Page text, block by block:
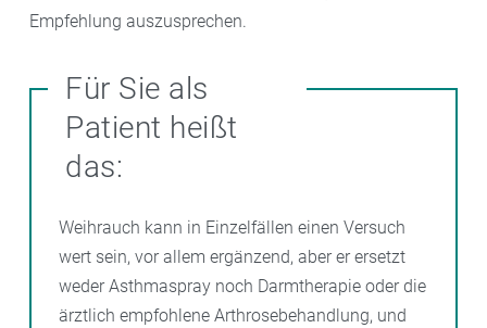
Empfehlung auszusprechen.
Für Sie als
Patient heißt
das:
Weihrauch kann in Einzelfällen einen Versuch
wert sein, vor allem ergänzend, aber er ersetzt
weder Asthmaspray noch Darmtherapie oder die
ärztlich empfohlene Arthrosebehandlung, und